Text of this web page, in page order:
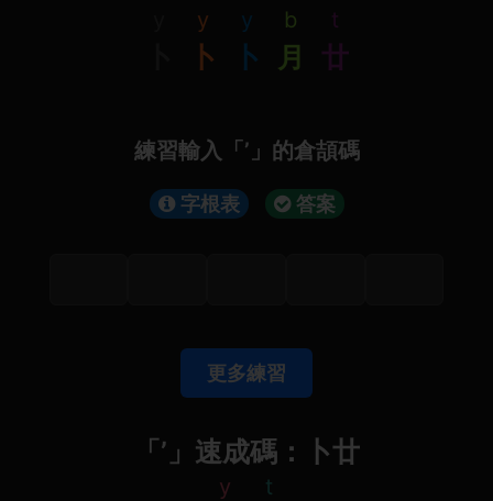
y
卜
y
卜
b
月
t
廿
練習輸入「’」的倉頡碼
字根表 答案
更多練習
「’」速成碼：卜廿
y t